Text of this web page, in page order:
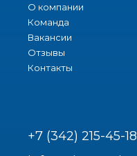
О компании
Команда
Вакансии
Отзывы
Контакты
+7 (342) 215-45-18